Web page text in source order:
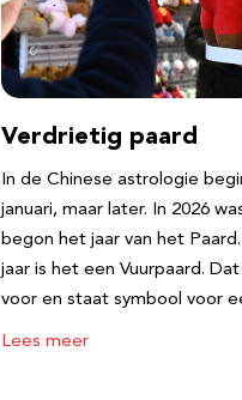
Verdrietig paard
In de Chinese astrologie
januari, maar later. In 2026
begon het jaar van het
jaar is het een Vuurpaard.
voor en staat symbool voor
Lees meer